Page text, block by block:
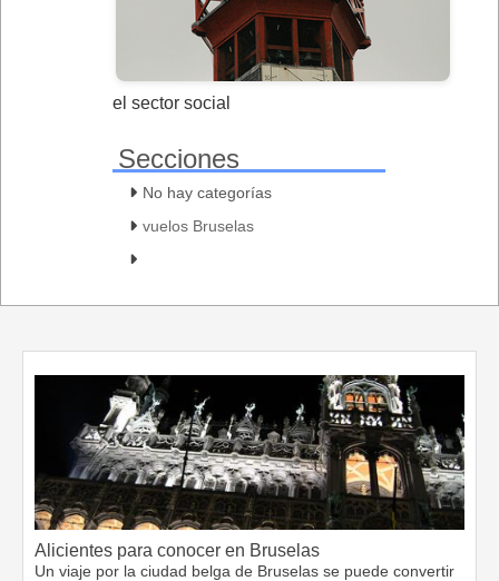
el sector social
Secciones
No hay categorías
vuelos Bruselas
Alicientes para conocer en Bruselas
Un viaje por la ciudad belga de Bruselas se puede convertir